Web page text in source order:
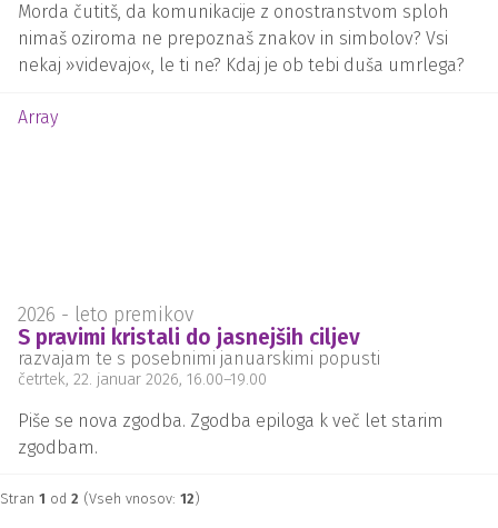
Morda čutitš, da komunikacije z onostranstvom sploh
nimaš oziroma ne prepoznaš znakov in simbolov? Vsi
nekaj »videvajo«, le ti ne? Kdaj je ob tebi duša umrlega?
Array
2026 - leto premikov
S pravimi kristali do jasnejših ciljev
razvajam te s posebnimi januarskimi popusti
četrtek, 22. januar 2026, 16.00–19.00
Piše se nova zgodba. Zgodba epiloga k več let starim
zgodbam.
Stran 1 od 2 (Vseh vnosov: 12)